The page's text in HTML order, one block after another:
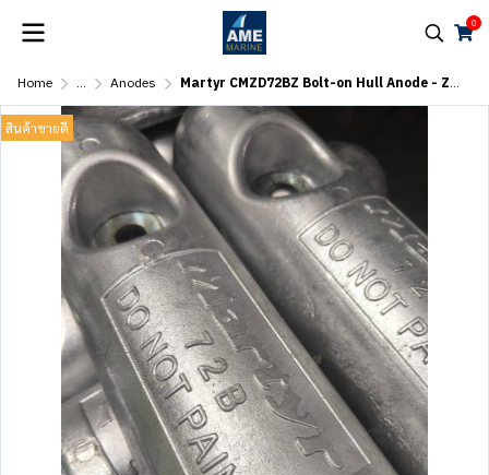
0
Home ... Anodes Martyr CMZD72BZ Bolt-on Hull Anode - Zinc
สินค้าขายดี